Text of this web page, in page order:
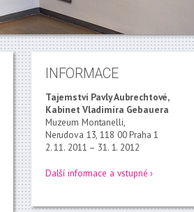
INFORMACE
Tajemství Pavly Aubrechtové,
Kabinet Vladimíra Gebauera
Muzeum Montanelli,
Nerudova 13, 118 00 Praha 1
2. 11. 2011 – 31. 1. 2012
Další informace a vstupné ›